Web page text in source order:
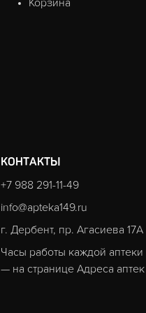
Корзина
КОНТАКТЫ
+7 988 291-11-49
info@apteka149.ru
г. Дербент, пр. Агасиева 17А
Часы работы каждой аптеки
— на странице Адреса аптек